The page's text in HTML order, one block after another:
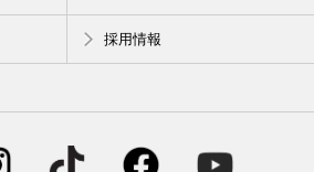
採用情報